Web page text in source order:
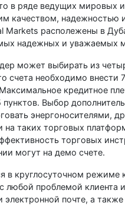
в ряде ведущих мировых
качеством,
Markets располежены в
надежных и уважаемых
может выбирать из
счета необходимо внести
кредитное
Выбор
энергоносителями,
таких торговых
торговых
могут на демо счете.
в круглосуточном
любой проблемой
электронной почте, а